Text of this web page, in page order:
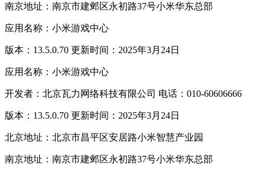
南京地址：南京市建邺区永初路37号小米华东总部
应用名称：小米游戏中心
版本：13.5.0.70 更新时间：2025年3月24日
应用名称：小米游戏中心
开发者：北京瓦力网络科技有限公司 电话：010-60606666
版本：13.5.0.70 更新时间：2025年3月24日
北京地址：北京市昌平区安居路小米智慧产业园
南京地址：南京市建邺区永初路37号小米华东总部